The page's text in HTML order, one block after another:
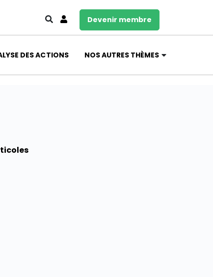
Devenir membre
DES ACTIONS NOS AUTRES THÈMES